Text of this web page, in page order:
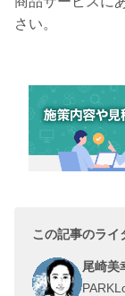
さい。
この記事のライ
尾崎美